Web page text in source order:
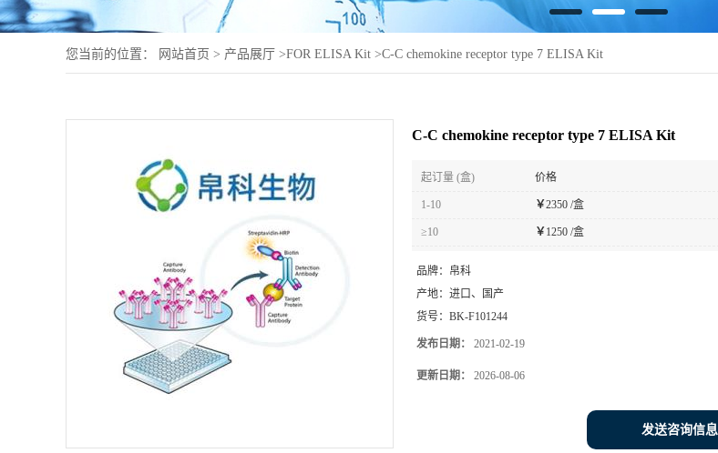
您当前的位置： 网站首页 > 产品展厅 >FOR ELISA Kit >C-C chemokine receptor type 7 ELISA Kit
C-C chemokine receptor type 7 ELISA Kit
起订量 (盒) 价格
1-10 ￥2350 /盒
≥10 ￥1250 /盒
品牌： 帛科
产地： 进口、国产
货号： BK-F101244
发布日期： 2021-02-19
更新日期： 2026-08-06
发送咨询信息